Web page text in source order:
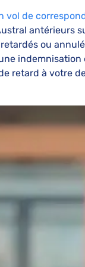
vol de
antérieurs
ou
indemnisation
retard à votre